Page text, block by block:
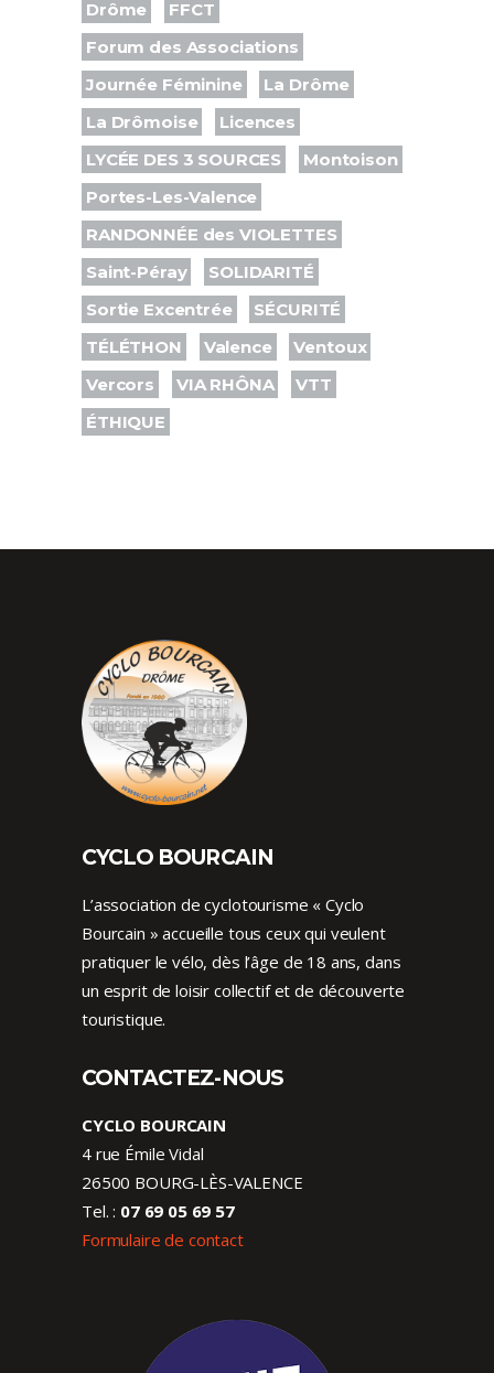
Drôme
FFCT
Forum des Associations
Journée Féminine
La Drôme
La Drômoise
Licences
LYCÉE DES 3 SOURCES
Montoison
Portes-Les-Valence
RANDONNÉE des VIOLETTES
Saint-Péray
SOLIDARITÉ
Sortie Excentrée
SÉCURITÉ
TÉLÉTHON
Valence
Ventoux
Vercors
VIA RHÔNA
VTT
ÉTHIQUE
CYCLO BOURCAIN
L’association de cyclotourisme « Cyclo
Bourcain » accueille tous ceux qui veulent
pratiquer le vélo, dès l’âge de 18 ans, dans
un esprit de loisir collectif et de découverte
touristique.
CONTACTEZ-NOUS
CYCLO BOURCAIN
4 rue Émile Vidal
26500 BOURG-LÈS-VALENCE
Tel. : 07 69 05 69 57
Formulaire de contact